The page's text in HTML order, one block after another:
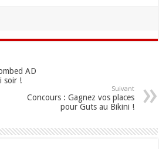
AD
soir !
Suivant
Concours : Gagnez vos places
pour Guts au Bikini !